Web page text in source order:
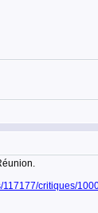
critiques/